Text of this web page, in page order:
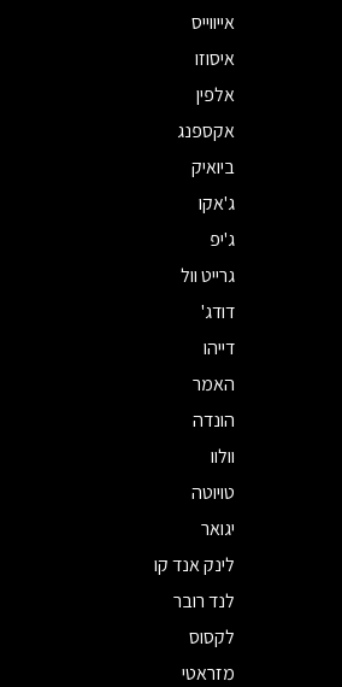
אייווייס
איסוזו
אלפין
אקספנג
ביואיק
ג'אקו
ג'יפ
גרייט וול
דודג'
דייהו
האמר
הונדה
וולוו
טויוטה
יגואר
לינק אנד קו
לנד רובר
לקסוס
מזראטי